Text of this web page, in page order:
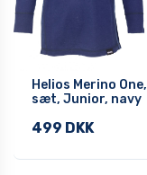
Helios Merino One,
sæt, Junior, navy
499 DKK